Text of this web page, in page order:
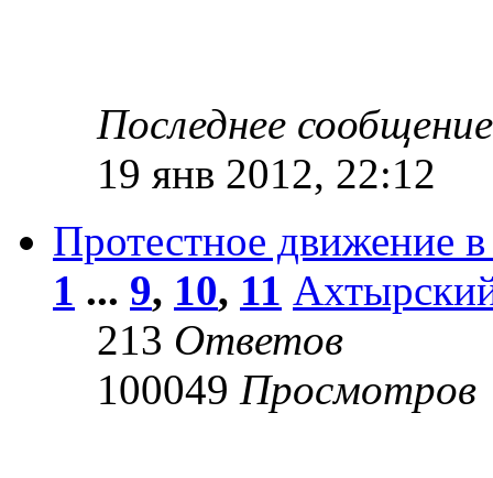
Последнее
19 янв 2012, 22:12
Протестное движение
1 ... 9, 10, 11
213 Ответов
100049 Просмотров